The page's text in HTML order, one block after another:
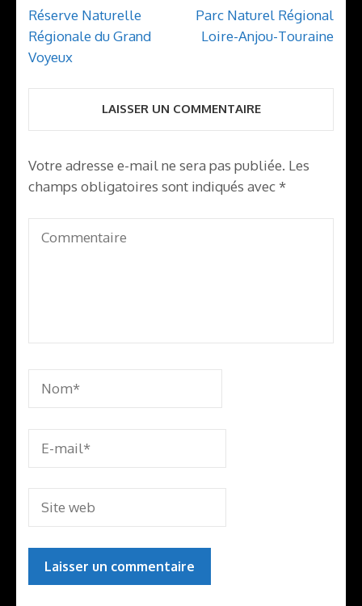
Navigation
de
l’article
Réserve Naturelle
Régionale du Grand
Voyeux
Parc Naturel Régional
Loire-Anjou-Touraine
LAISSER UN COMMENTAIRE
Votre adresse e-mail ne sera pas publiée. Les
champs obligatoires sont indiqués avec *